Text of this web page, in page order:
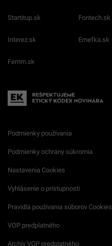
Startitup.sk Fontech.sk
Interez.sk Emefka.sk
Femm.sk
Podmienky používania
Podmienky ochrany súkromia
Nastavenia Cookies
Vyhlásenie o prístupnosti
Pravidlá používania súborov Cookies
VOP predplatného
Archív VOP predplatného